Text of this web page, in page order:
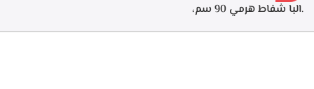
.البا شفاط هرمي 90 سم،